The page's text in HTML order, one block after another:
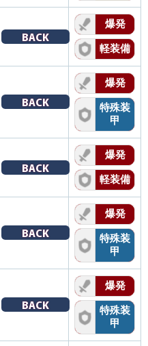
BACK
爆発
軽装備
BACK
爆発
特殊装
甲
BACK
爆発
軽装備
BACK
爆発
特殊装
甲
BACK
爆発
特殊装
甲